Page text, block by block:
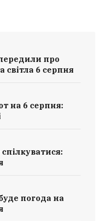
про
світла 6 серпня
на 6 серпня:
погода на